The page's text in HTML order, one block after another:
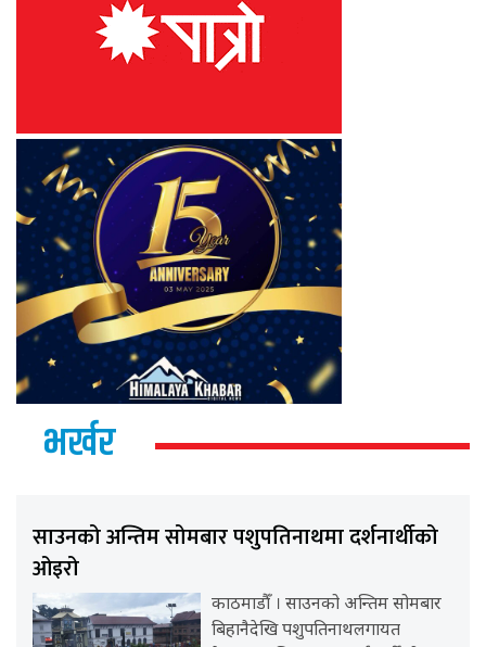
भर्खर
साउनको अन्तिम सोमबार पशुपतिनाथमा दर्शनार्थीको
ओइरो
काठमाडौँ । साउनको अन्तिम सोमबार
बिहानैदेखि पशुपतिनाथलगायत